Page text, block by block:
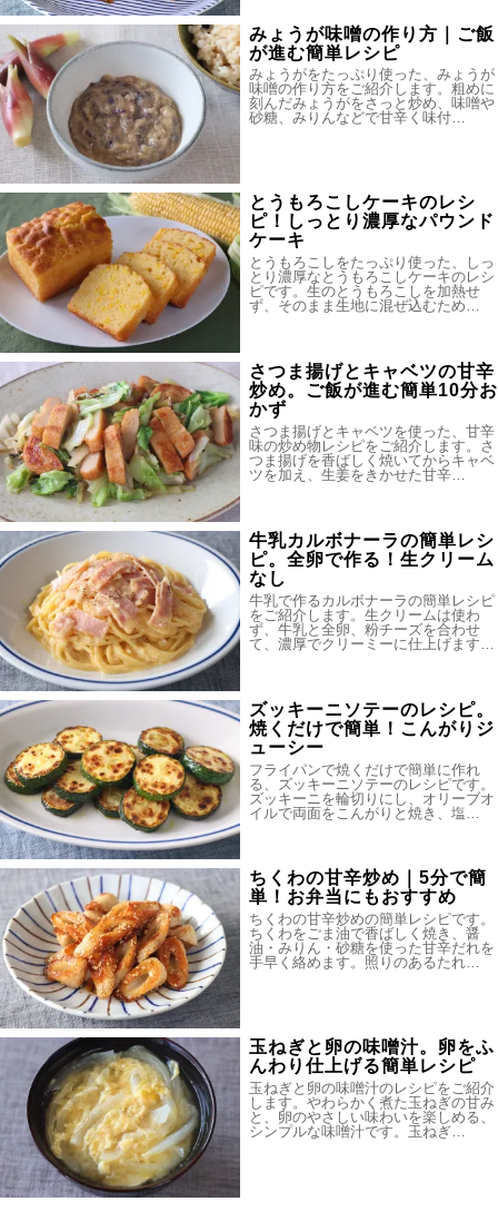
みょうが味噌の作り方｜ご飯
が進む簡単レシピ
みょうがをたっぷり使った、みょうが
味噌の作り方をご紹介します。粗めに
刻んだみょうがをさっと炒め、味噌や
砂糖、みりんなどで甘辛く味付…
とうもろこしケーキのレシ
ピ！しっとり濃厚なパウンド
ケーキ
とうもろこしをたっぷり使った、しっ
とり濃厚なとうもろこしケーキのレシ
ピです。生のとうもろこしを加熱せ
ず、そのまま生地に混ぜ込むため…
さつま揚げとキャベツの甘辛
炒め。ご飯が進む簡単10分お
かず
さつま揚げとキャベツを使った、甘辛
味の炒め物レシピをご紹介します。さ
つま揚げを香ばしく焼いてからキャベ
ツを加え、生姜をきかせた甘辛…
牛乳カルボナーラの簡単レシ
ピ。全卵で作る！生クリーム
なし
牛乳で作るカルボナーラの簡単レシピ
をご紹介します。生クリームは使わ
ず、牛乳と全卵、粉チーズを合わせ
て、濃厚でクリーミーに仕上げます…
ズッキーニソテーのレシピ。
焼くだけで簡単！こんがりジ
ューシー
フライパンで焼くだけで簡単に作れ
る、ズッキーニソテーのレシピです。
ズッキーニを輪切りにし、オリーブオ
イルで両面をこんがりと焼き、塩…
ちくわの甘辛炒め｜5分で簡
単！お弁当にもおすすめ
ちくわの甘辛炒めの簡単レシピです。
ちくわをごま油で香ばしく焼き、醤
油・みりん・砂糖を使った甘辛だれを
手早く絡めます。照りのあるたれ…
玉ねぎと卵の味噌汁。卵をふ
んわり仕上げる簡単レシピ
玉ねぎと卵の味噌汁のレシピをご紹介
します。やわらかく煮た玉ねぎの甘み
と、卵のやさしい味わいを楽しめる、
シンプルな味噌汁です。玉ねぎ…